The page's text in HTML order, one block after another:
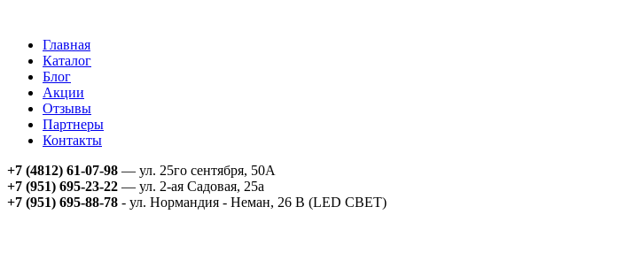
Главная
Каталог
Блог
Акции
Отзывы
Партнеры
Контакты
+7 (4812) 61-07-98 — ул. 25го сентября, 50А
+7 (951) 695-23-22 — ул. 2-ая Садовая, 25а
+7 (951) 695-88-78 - ул. Нормандия - Неман, 26 В (LED СВЕТ)